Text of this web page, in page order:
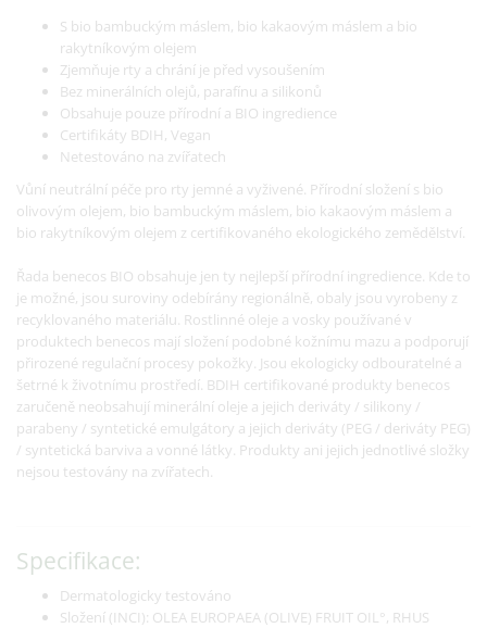
S bio bambuckým máslem, bio kakaovým máslem a bio
rakytníkovým olejem
Zjemňuje rty a chrání je před vysoušením
Bez minerálních olejů, parafínu a silikonů
Obsahuje pouze přírodní a BIO ingredience
Certifikáty BDIH, Vegan
Netestováno na zvířatech
Vůní neutrální péče pro rty jemné a vyživené. Přírodní složení s bio
olivovým olejem, bio bambuckým máslem, bio kakaovým máslem a
bio rakytníkovým olejem z certifikovaného ekologického zemědělství.
Řada benecos BIO obsahuje jen ty nejlepší přírodní ingredience. Kde to
je možné, jsou suroviny odebírány regionálně, obaly jsou vyrobeny z
recyklovaného materiálu. Rostlinné oleje a vosky používané v
produktech benecos mají složení podobné kožnímu mazu a podporují
přirozené regulační procesy pokožky. Jsou ekologicky odbouratelné a
šetrné k životnímu prostředí. BDIH certifikované produkty benecos
zaručeně neobsahují minerální oleje a jejich deriváty / silikony /
parabeny / syntetické emulgátory a jejich deriváty (PEG / deriváty PEG)
/ syntetická barviva a vonné látky. Produkty ani jejich jednotlivé složky
nejsou testovány na zvířatech.
Specifikace:
Dermatologicky testováno
Složení (INCI): OLEA EUROPAEA (OLIVE) FRUIT OIL°, RHUS